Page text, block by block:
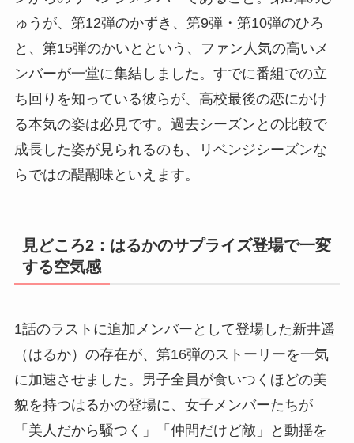
ゅうが、第12弾のかずき、第9弾・第10弾のひろ
と、第15弾のかいとという、ファン人気の高いメ
ンバーが一堂に集結しました。すでに番組での立
ち回りを知っている彼らが、高校最後の恋にかけ
る本気の姿は必見です。過去シーズンとの比較で
成長した姿が見られるのも、リベンジシーズンな
らではの醍醐味といえます。
見どころ2：はるかのサプライズ登場で一変
する空気感
1話のラストに追加メンバーとして登場した新井遥
（はるか）の存在が、第16弾のストーリーを一気
に加速させました。男子全員が食いつくほどの美
貌を持つはるかの登場に、女子メンバーたちが
「美人だから騒つく」「仲間だけど敵」と動揺を